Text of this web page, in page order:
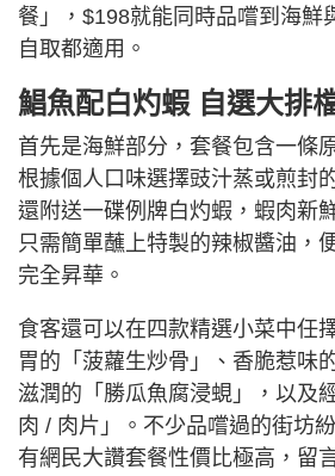
餐」，$198就能同時品嚐到海鮮
自取都適用。
鯧魚配白灼蝦 自選大排
首先是海鮮部分，套餐包含一條
根據個人口味選擇豉汁蒸或煎封
還附送一碟例牌白灼蝦，蝦肉新
只需簡單蘸上特製的辣椒醬油，
完全昇華。
食客還可以在四款精選小菜中任
胃的「菠蘿生炒骨」、香脆惹味
滋潤的「勝瓜魚腐浸蜆」，以及
肉 / 肉片」。不少品嚐過的街坊
有網民大讚套餐性價比極高，留